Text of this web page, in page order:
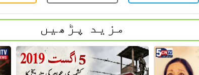
مزید پڑھیں